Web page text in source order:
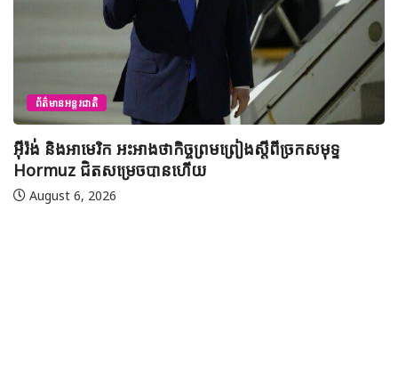
ព័ត៌មានជាតិ
យុវសិស្សកម្ពុជា២រូបចូលរួមប្រឡងទន្ទេញគម្ពីរអាល់គូរអាន
មាត់លំដាប់ពិភពលោក លើកទី៤៦ នៅទីក្រុងម៉ាក់កះ ប្រទេស
អារ៉ាប៊ីសាអូឌីត
August 7, 2026